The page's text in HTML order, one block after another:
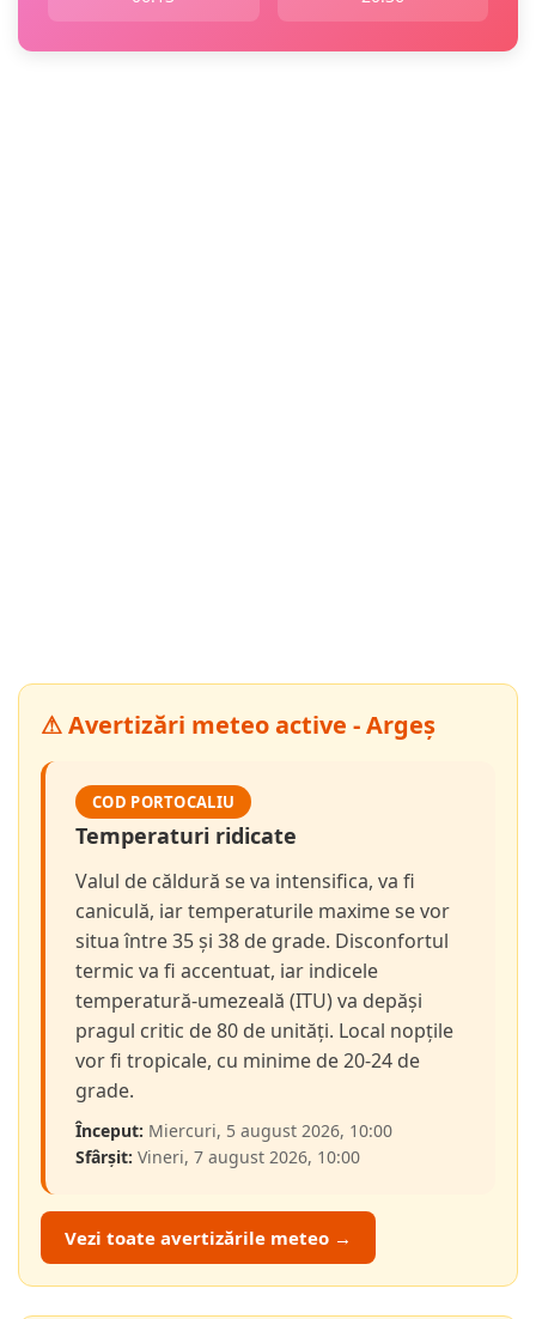
⚠ Avertizări meteo active - Argeș
COD PORTOCALIU
Temperaturi ridicate
Valul de căldură se va intensifica, va fi
caniculă, iar temperaturile maxime se vor
situa între 35 și 38 de grade. Disconfortul
termic va fi accentuat, iar indicele
temperatură-umezeală (ITU) va depăși
pragul critic de 80 de unități. Local nopțile
vor fi tropicale, cu minime de 20-24 de
grade.
Început: Miercuri, 5 august 2026, 10:00
Sfârșit: Vineri, 7 august 2026, 10:00
Vezi toate avertizările meteo →